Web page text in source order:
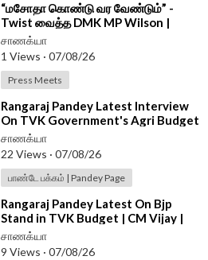
⁣“மசோதா கொண்டு வர வேண்டும்” -
Twist வைத்த DMK MP Wilson |
Press Meet | Delhi
சாணக்யா
1 Views · 07/08/26
Press Meets
⁣Rangaraj Pandey Latest Interview
On TVK Government's Agri Budget
| CM Vijay | EPS | Udhayanidhi |DMK
சாணக்யா
22 Views · 07/08/26
பாண்டே பக்கம் | Pandey Page
⁣Rangaraj Pandey Latest On Bjp
Stand in TVK Budget | CM Vijay |
Nainar Nagenthran | Vinoth |
Wilson
சாணக்யா
9 Views · 07/08/26